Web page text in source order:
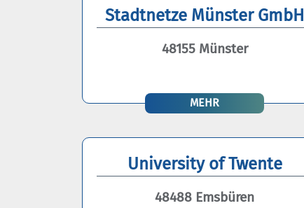
Stadtnetze Münster GmbH
48155 Münster
MEHR
University of Twente
48488 Emsbüren